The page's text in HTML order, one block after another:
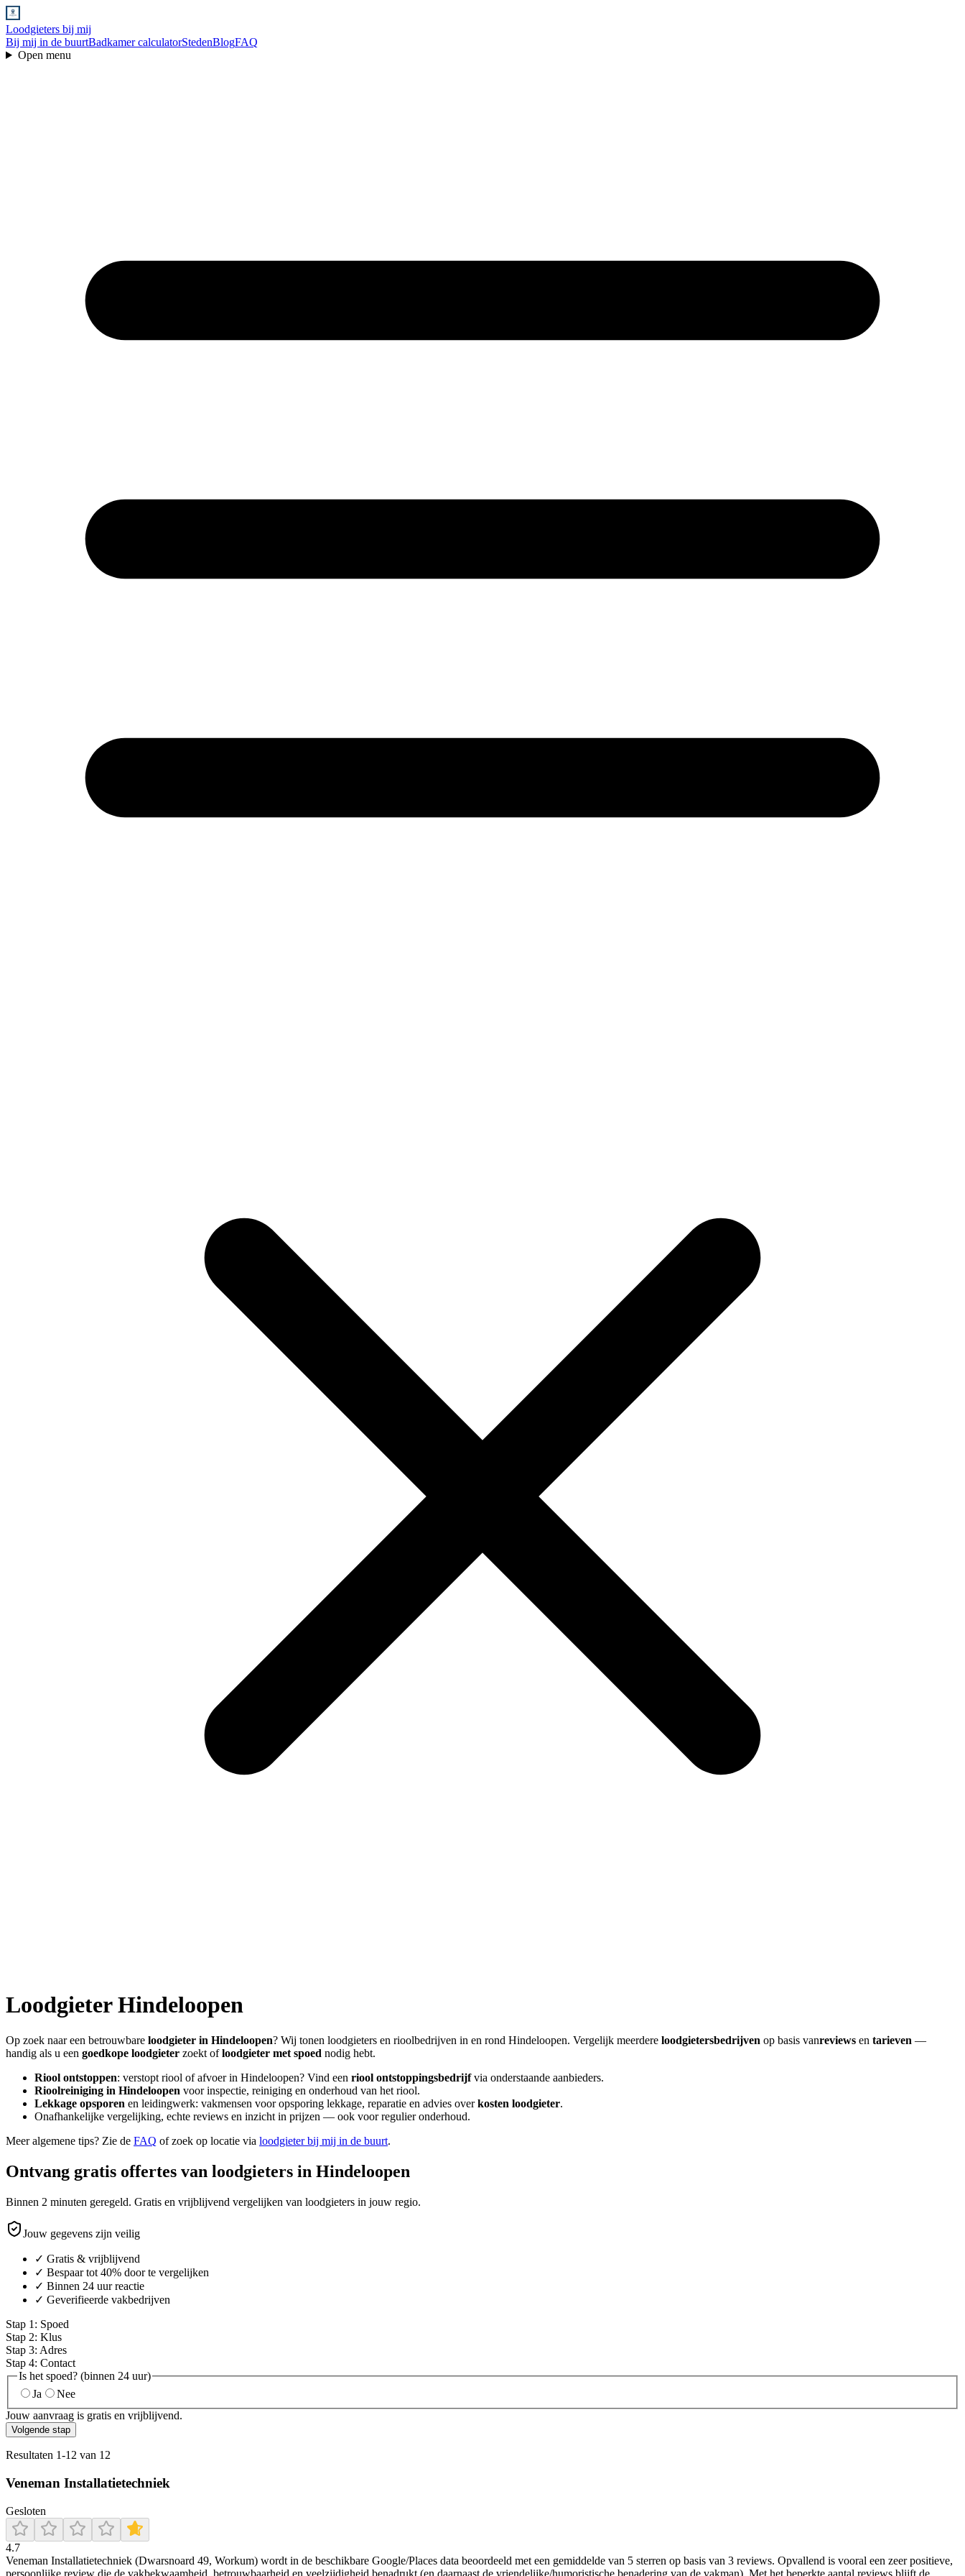
Loodgieters bij mij
Bij mij in de buurtBadkamer calculatorStedenBlogFAQ
Open menu
LoodgieterHindeloopen
Op zoek naar een betrouwbare loodgieter in Hindeloopen? Wij tonen loodgieters en rioolbedrijven in en rond Hindeloopen. Vergelijk meerdere loodgietersbedrijven op basis vanreviews en tarieven —
handig als u een goedkope loodgieter zoekt ofloodgieter met spoed nodig hebt.
Riool ontstoppen: verstopt riool of afvoer in Hindeloopen? Vind een riool ontstoppingsbedrijfvia onderstaande aanbieders.
Rioolreiniging in Hindeloopen voor inspectie, reiniging en onderhoud van het riool.
Lekkage opsporen en leidingwerk: vakmensen voor opsporing lekkage, reparatie en advies overkosten loodgieter.
Onafhankelijke vergelijking, echte reviews en inzicht in prijzen — ook voor regulier onderhoud.
Meer algemene tips? Zie de FAQ of zoek op locatie via loodgieter bij mij in de buurt.
Ontvang gratis offertes van loodgieters in Hindeloopen
Binnen 2 minuten geregeld. Gratis en vrijblijvend vergelijken van loodgieters in jouw regio.
Jouw gegevens zijn veilig
✓ Gratis & vrijblijvend
✓ Bespaar tot 40% door te vergelijken
✓ Binnen 24 uur reactie
✓ Geverifieerde vakbedrijven
Stap 1 : Spoed
Stap 2: Klus
Stap 3: Adres
Stap 4: Contact
Is het spoed? (binnen 24 uur)
Ja
Nee
Jouw aanvraag is gratis en vrijblijvend.
Volgende stap
Resultaten 1-12 van 12
Veneman Installatietechniek
Gesloten
4.7
Veneman Installatietechniek (Dwarsnoard 49, Workum) wordt in de beschikbare Google/Places data beoordeeld met een gemiddelde van 5 sterren op basis van 3 reviews. Opvallend is vooral een zeer positieve,
persoonlijke review die de vakbekwaamheid, betrouwbaarheid en veelzijdigheid benadrukt (en daarnaast de vriendelijke/humoristische benadering van de vakman). Met het beperkte aantal reviews blijft de